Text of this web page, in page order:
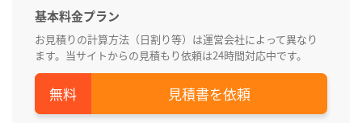
基本料金プラン
お見積りの計算方法（日割り等）は運営会社によって異なり
ます。当サイトからの見積もり依頼は24時間対応中です。
見積書を依頼